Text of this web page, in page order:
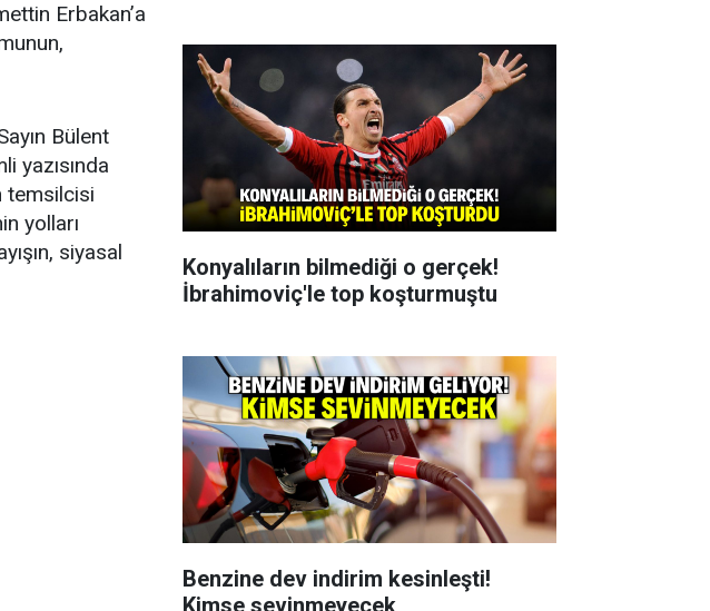
Erbakan’a
Bülent
yazısında
temsilcisi
yolları
siyasal
Konyalıların bilmediği o gerçek!
İbrahimoviç'le top koşturmuştu
Benzine dev indirim kesinleşti!
Kimse sevinmeyecek